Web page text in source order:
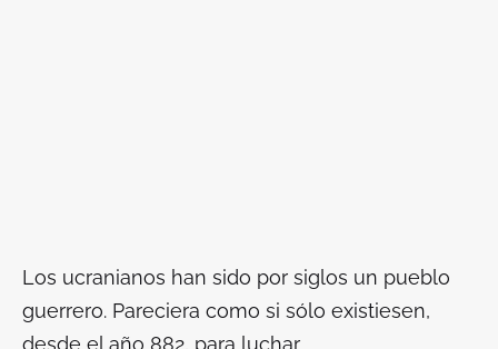
Los ucranianos han sido por siglos un pueblo
guerrero. Pareciera como si sólo existiesen,